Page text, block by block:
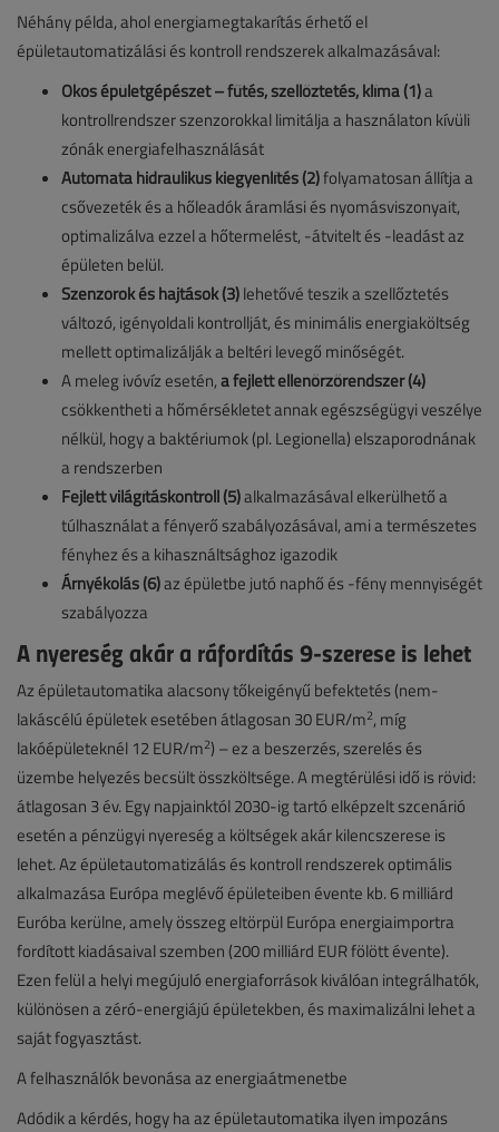
Néhány példa, ahol energiamegtakarítás érhető el
épületautomatizálási és kontroll rendszerek alkalmazásával:
Okos épületgépészet – fűtés, szellőztetés, klíma (1)a
kontrollrendszer szenzorokkal limitálja a használaton kívüli
zónák energiafelhasználását
Automata hidraulikus kiegyenlítés (2)folyamatosan állítja a
csővezeték és a hőleadók áramlási és nyomásviszonyait,
optimalizálva ezzel a hőtermelést, -átvitelt és -leadást az
épületen belül.
Szenzorok és hajtások (3)lehetővé teszik a szellőztetés
változó, igényoldali kontrollját, és minimális energiaköltség
mellett optimalizálják a beltéri levegő minőségét.
A meleg ivóvíz esetén,a fejlett ellenőrzőrendszer (4)
csökkentheti a hőmérsékletet annak egészségügyi veszélye
nélkül, hogy a baktériumok (pl. Legionella) elszaporodnának
a rendszerben
Fejlett világításkontroll (5)alkalmazásával elkerülhető a
túlhasználat a fényerő szabályozásával, ami a természetes
fényhez és a kihasználtsághoz igazodik
Árnyékolás (6)az épületbe jutó naphő és -fény mennyiségét
szabályozza
A nyereség akár a ráfordítás 9-szerese is lehet
Az épületautomatika alacsony tőkeigényű befektetés (nem-
lakáscélú épületek esetében átlagosan 30 EUR/m2, míg
lakóépületeknél 12 EUR/m2) – ez a beszerzés, szerelés és
üzembe helyezés becsült összköltsége. A megtérülési idő is rövid:
átlagosan 3 év. Egy napjainktól 2030-ig tartó elképzelt szcenárió
esetén a pénzügyi nyereség a költségek akár kilencszerese is
lehet. Az épületautomatizálás és kontroll rendszerek optimális
alkalmazása Európa meglévő épületeiben évente kb. 6 milliárd
Euróba kerülne, amely összeg eltörpül Európa energiaimportra
fordított kiadásaival szemben (200 milliárd EUR fölött évente).
Ezen felül a helyi megújuló energiaforrások kiválóan integrálhatók,
különösen a zéró-energiájú épületekben, és maximalizálni lehet a
saját fogyasztást.
A felhasználók bevonása az energiaátmenetbe
Adódik a kérdés, hogy ha az épületautomatika ilyen impozáns